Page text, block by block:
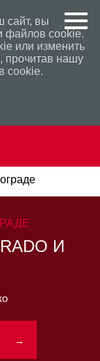
сайт, вы
файлов cookie.
или изменить
прочитав нашу
cookie.
И
→